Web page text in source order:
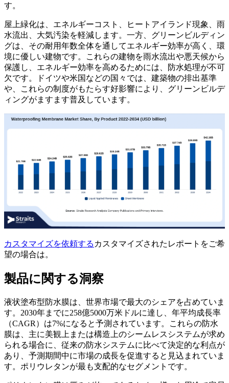
す。
屋上緑化は、エネルギーコスト、ヒートアイランド現象、雨
水流出、大気汚染を軽減します。一方、グリーンビルディン
グは、その耐用年数全体を通してエネルギー効率が高く、環
境に優しい建物です。これらの建物を雨水流出や悪天候から
保護し、エネルギー効率を高めるためには、防水処理が不可
欠です。ドイツや米国などの国々では、建築物の排出基準
や、これらの制度がもたらす好影響により、グリーンビルデ
ィングがますます普及しています。
カスタマイズを依頼する カスタマイズされたレポートをご希
望の場合は。
製品に関する洞察
液状塗布型防水膜は、世界市場で最大のシェアを占めていま
す。2030年までに258億5000万米ドルに達し、年平均成長率
（CAGR）は7%になると予測されています。これらの防水
膜は、主に美観上または構造上のシームレスシステムが求め
られる場合に、従来の防水システムに比べて決定的な利点が
あり、予測期間中に市場の成長を促進すると見込まれていま
す。ポリウレタンが最も支配的なセグメントです。